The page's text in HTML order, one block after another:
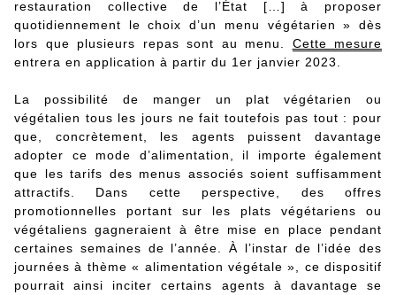
restauration collective de l’État […] à proposer
quotidiennement le choix d’un menu végétarien » dès
lors que plusieurs repas sont au menu. Cette mesure
entrera en application à partir du 1er janvier 2023.
La possibilité de manger un plat végétarien ou
végétalien tous les jours ne fait toutefois pas tout : pour
que, concrètement, les agents puissent davantage
adopter ce mode d’alimentation, il importe également
que les tarifs des menus associés soient suffisamment
attractifs. Dans cette perspective, des offres
promotionnelles portant sur les plats végétariens ou
végétaliens gagneraient à être mise en place pendant
certaines semaines de l’année. À l’instar de l’idée des
journées à thème « alimentation végétale », ce dispositif
pourrait ainsi inciter certains agents à davantage se